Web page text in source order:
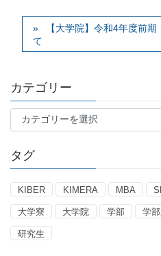
【大学院】令和4年度前
て
カテゴリー
テ
リ
ー
タグ
KIBER KIMERA MBA
大学寮 大学院 学部 学
研究生